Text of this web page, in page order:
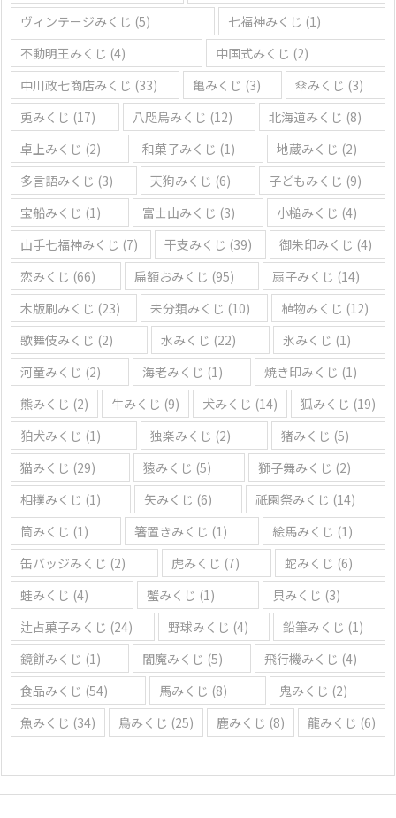
ヴィンテージみくじ (5) 七福神みくじ (1)
不動明王みくじ (4) 中国式みくじ (2)
中川政七商店みくじ (33) 亀みくじ (3) 傘みくじ (3)
兎みくじ (17) 八咫烏みくじ (12) 北海道みくじ (8)
卓上みくじ (2) 和菓子みくじ (1) 地蔵みくじ (2)
多言語みくじ (3) 天狗みくじ (6) 子どもみくじ (9)
宝船みくじ (1) 富士山みくじ (3) 小槌みくじ (4)
山手七福神みくじ (7) 干支みくじ (39) 御朱印みくじ (4)
恋みくじ (66) 扁額おみくじ (95) 扇子みくじ (14)
木版刷みくじ (23) 未分類みくじ (10) 植物みくじ (12)
歌舞伎みくじ (2) 水みくじ (22) 氷みくじ (1)
河童みくじ (2) 海老みくじ (1) 焼き印みくじ (1)
熊みくじ (2) 牛みくじ (9) 犬みくじ (14) 狐みくじ (19)
狛犬みくじ (1) 独楽みくじ (2) 猪みくじ (5)
猫みくじ (29) 猿みくじ (5) 獅子舞みくじ (2)
相撲みくじ (1) 矢みくじ (6) 祇園祭みくじ (14)
筒みくじ (1) 箸置きみくじ (1) 絵馬みくじ (1)
缶バッジみくじ (2) 虎みくじ (7) 蛇みくじ (6)
蛙みくじ (4) 蟹みくじ (1) 貝みくじ (3)
辻占菓子みくじ (24) 野球みくじ (4) 鉛筆みくじ (1)
鏡餅みくじ (1) 閻魔みくじ (5) 飛行機みくじ (4)
食品みくじ (54) 馬みくじ (8) 鬼みくじ (2)
魚みくじ (34) 鳥みくじ (25) 鹿みくじ (8) 龍みくじ (6)